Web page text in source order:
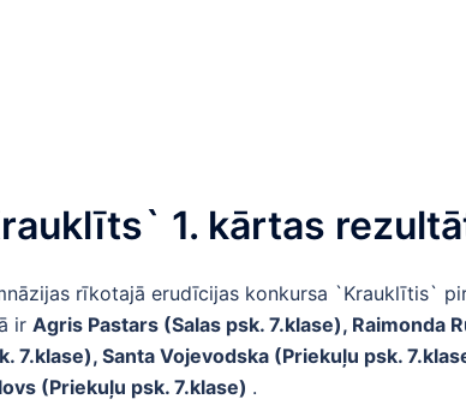
1. kārtas
rīkotajā erudīcijas konkursa `Krauklītis`
ir Agris Pastars (Salas psk. 7.klase), Raimonda
7.klase), Santa Vojevodska (Priekuļu psk.
(Priekuļu psk. 7.klase) .